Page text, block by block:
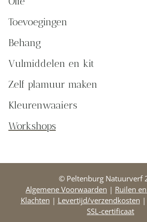
Toevoegingen
Behang
Vulmiddelen en kit
Zelf plamuur maken
Kleurenwaaiers
Workshops
© Peltenburg Natuurverf
Algemene Voorwaarden | Ruilen
Klachten | Levertijd/verzendkosten |
SSL-certificaat